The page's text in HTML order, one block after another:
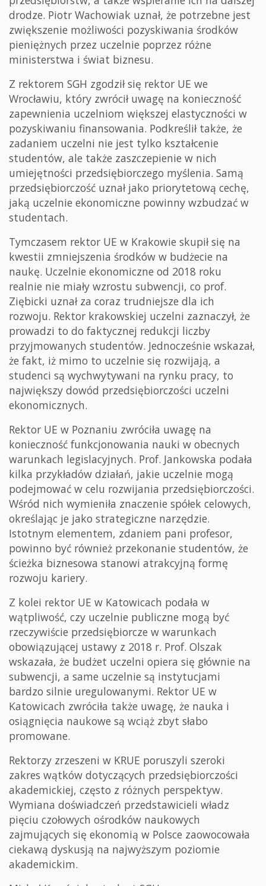
drodze. Piotr Wachowiak uznał, że potrzebne jest
zwiększenie możliwości pozyskiwania środków
pieniężnych przez uczelnie poprzez różne
ministerstwa i świat biznesu.
Z rektorem SGH zgodził się rektor UE we
Wrocławiu, który zwrócił uwagę na konieczność
zapewnienia uczelniom większej elastyczności w
pozyskiwaniu finansowania. Podkreślił także, że
zadaniem uczelni nie jest tylko kształcenie
studentów, ale także zaszczepienie w nich
umiejętności przedsiębiorczego myślenia. Samą
przedsiębiorczość uznał jako priorytetową cechę,
jaką uczelnie ekonomiczne powinny wzbudzać w
studentach.
Tymczasem rektor UE w Krakowie skupił się na
kwestii zmniejszenia środków w budżecie na
naukę. Uczelnie ekonomiczne od 2018 roku
realnie nie miały wzrostu subwencji, co prof.
Ziębicki uznał za coraz trudniejsze dla ich
rozwoju. Rektor krakowskiej uczelni zaznaczył, że
prowadzi to do faktycznej redukcji liczby
przyjmowanych studentów. Jednocześnie wskazał,
że fakt, iż mimo to uczelnie się rozwijają, a
studenci są wychwytywani na rynku pracy, to
największy dowód przedsiębiorczości uczelni
ekonomicznych.
Rektor UE w Poznaniu zwróciła uwagę na
konieczność funkcjonowania nauki w obecnych
warunkach legislacyjnych. Prof. Jankowska podała
kilka przykładów działań, jakie uczelnie mogą
podejmować w celu rozwijania przedsiębiorczości.
Wśród nich wymieniła znaczenie spółek celowych,
określając je jako strategiczne narzędzie.
Istotnym elementem, zdaniem pani profesor,
powinno być również przekonanie studentów, że
ścieżka biznesowa stanowi atrakcyjną formę
rozwoju kariery.
Z kolei rektor UE w Katowicach podała w
wątpliwość, czy uczelnie publiczne mogą być
rzeczywiście przedsiębiorcze w warunkach
obowiązującej ustawy z 2018 r. Prof. Olszak
wskazała, że budżet uczelni opiera się głównie na
subwencji, a same uczelnie są instytucjami
bardzo silnie uregulowanymi. Rektor UE w
Katowicach zwróciła także uwagę, że nauka i
osiągnięcia naukowe są wciąż zbyt słabo
promowane.
Rektorzy zrzeszeni w KRUE poruszyli szeroki
zakres wątków dotyczących przedsiębiorczości
akademickiej, często z różnych perspektyw.
Wymiana doświadczeń przedstawicieli władz
pięciu czołowych ośrodków naukowych
zajmujących się ekonomią w Polsce zaowocowała
ciekawą dyskusją na najwyższym poziomie
akademickim.